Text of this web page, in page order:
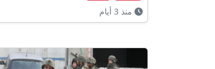
منذ 3 أيام